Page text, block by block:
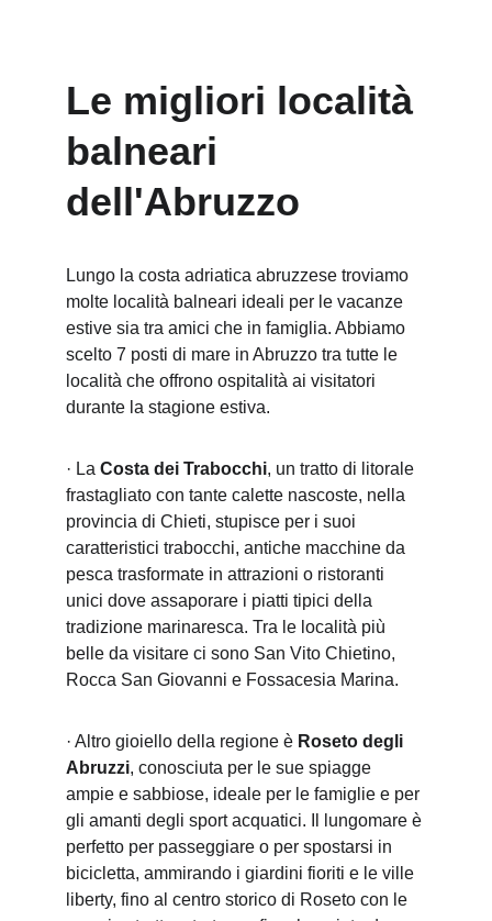
Le migliori località
balneari
dell'Abruzzo
Lungo la costa adriatica abruzzese troviamo
molte località balneari ideali per le vacanze
estive sia tra amici che in famiglia. Abbiamo
scelto 7 posti di mare in Abruzzo tra tutte le
località che offrono ospitalità ai visitatori
durante la stagione estiva.
· La Costa dei Trabocchi, un tratto di litorale
frastagliato con tante calette nascoste, nella
provincia di Chieti, stupisce per i suoi
caratteristici trabocchi, antiche macchine da
pesca trasformate in attrazioni o ristoranti
unici dove assaporare i piatti tipici della
tradizione marinaresca. Tra le località più
belle da visitare ci sono San Vito Chietino,
Rocca San Giovanni e Fossacesia Marina.
· Altro gioiello della regione è Roseto degli
Abruzzi, conosciuta per le sue spiagge
ampie e sabbiose, ideale per le famiglie e per
gli amanti degli sport acquatici. Il lungomare è
perfetto per passeggiare o per spostarsi in
bicicletta, ammirando i giardini fioriti e le ville
liberty, fino al centro storico di Roseto con le